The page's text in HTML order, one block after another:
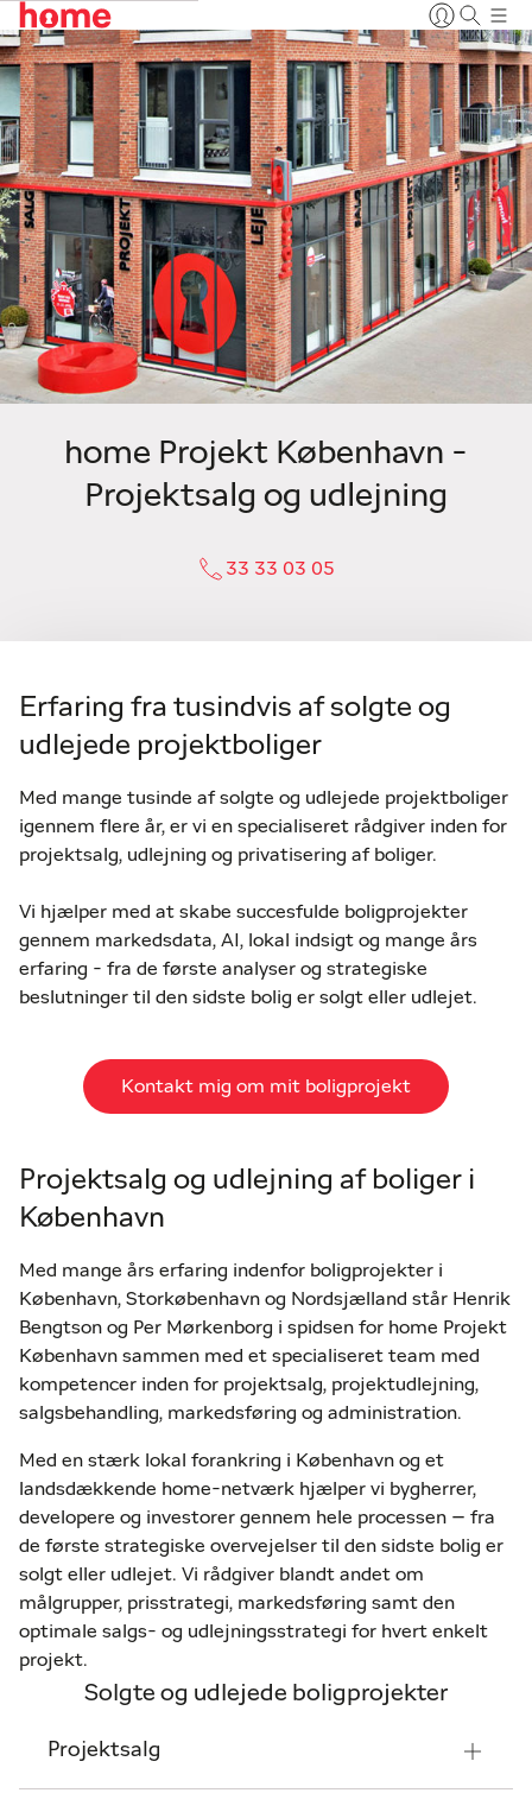
home Projekt København -
Projektsalg og udlejning
33 33 03 05
Erfaring fra tusindvis af solgte og
udlejede projektboliger
Med mange tusinde af solgte og udlejede projektboliger
igennem flere år, er vi en specialiseret rådgiver inden for
projektsalg, udlejning og privatisering af boliger.
Vi hjælper med at skabe succesfulde boligprojekter
gennem markedsdata, AI, lokal indsigt og mange års
erfaring - fra de første analyser og strategiske
beslutninger til den sidste bolig er solgt eller udlejet.
Kontakt mig om mit boligprojekt
Projektsalg og udlejning af boliger i
København
Med mange års erfaring indenfor boligprojekter i
København, Storkøbenhavn og Nordsjælland står Henrik
Bengtson og Per Mørkenborg i spidsen for home Projekt
København sammen med et specialiseret team med
kompetencer inden for projektsalg, projektudlejning,
salgsbehandling, markedsføring og administration.
Med en stærk lokal forankring i København og et
landsdækkende home-netværk hjælper vi bygherrer,
developere og investorer gennem hele processen – fra
de første strategiske overvejelser til den sidste bolig er
solgt eller udlejet. Vi rådgiver blandt andet om
målgrupper, prisstrategi, markedsføring samt den
optimale salgs- og udlejningsstrategi for hvert enkelt
projekt.
Solgte og udlejede boligprojekter
Projektsalg